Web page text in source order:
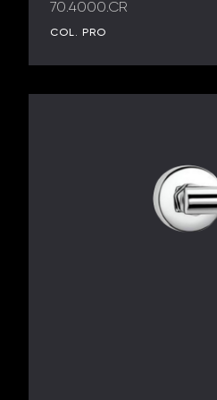
70.4000.CR
COL. PRO